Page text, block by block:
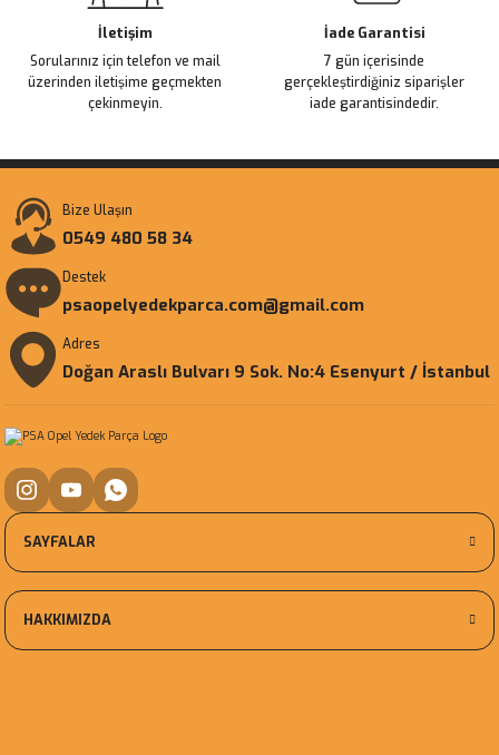
İletişim
Sorularınız için telefon ve mail
üzerinden iletişime geçmekten
çekinmeyin.
İade Garantisi
7 gün içerisinde
gerçekleştirdiğiniz siparişler
iade garantisindedir.
Bize Ulaşın
0549 480 58 34
Destek
psaopelyedekparca.com@gmail.com
Adres
Doğan Araslı Bulvarı 9 Sok. No:4 Esenyurt / İstanbul
SAYFALAR
HAKKIMIZDA